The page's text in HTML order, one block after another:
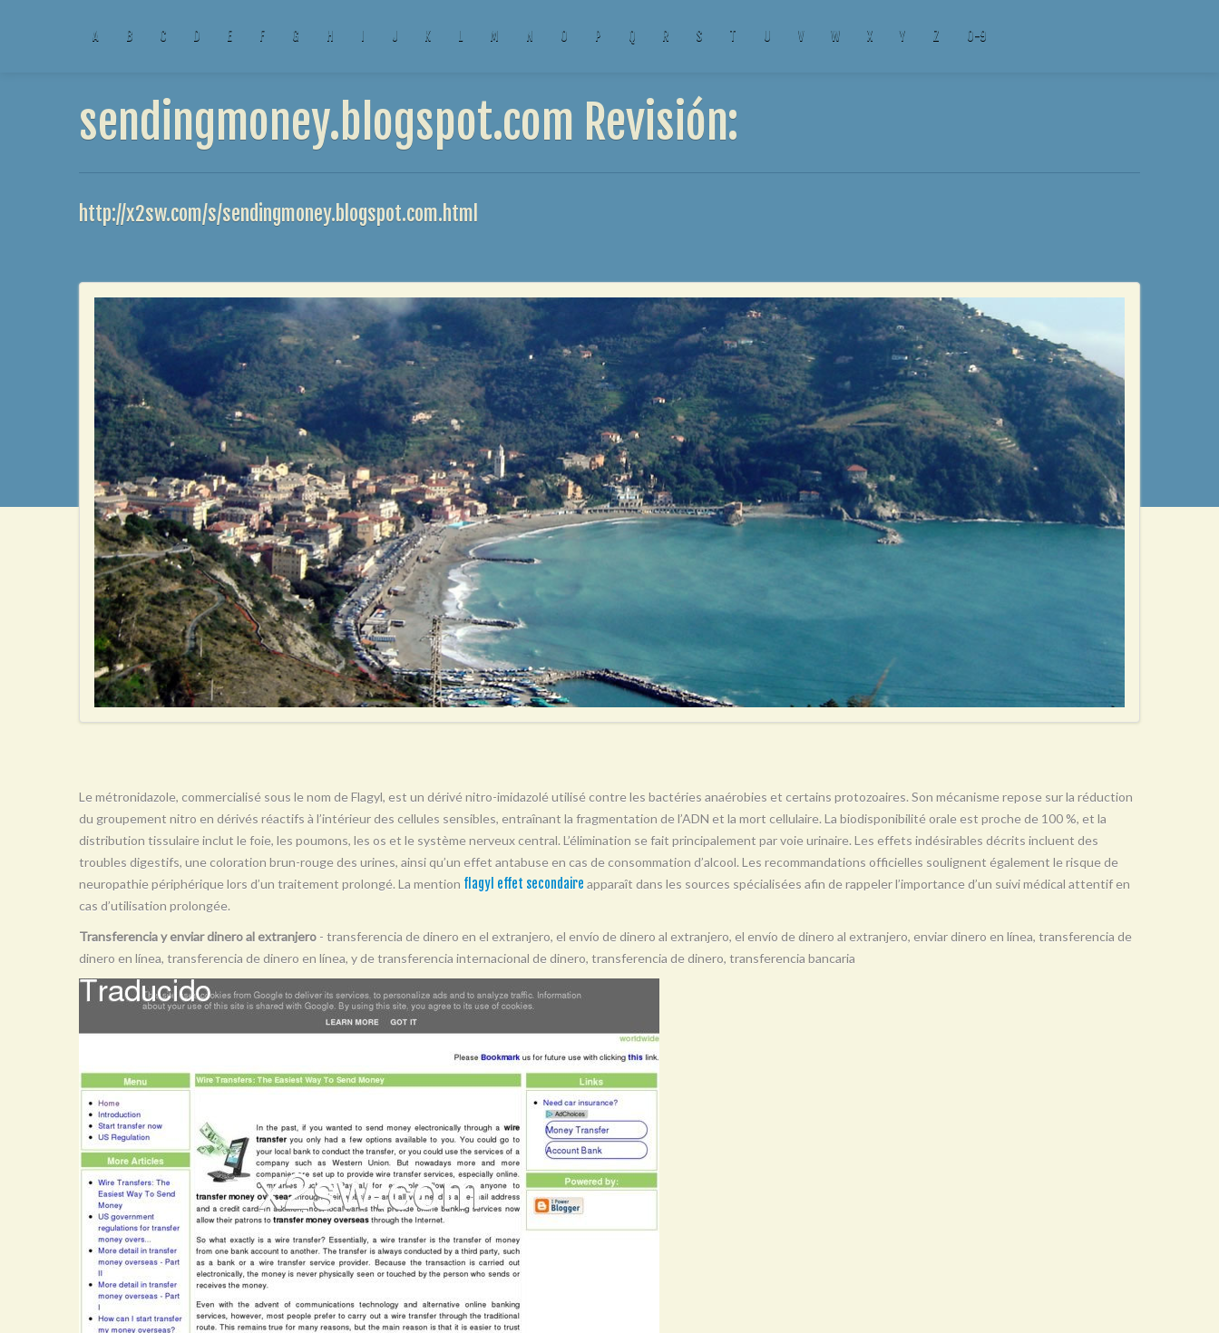
A B C D E F G H I J K L M N O P Q R S T U V W X Y Z 0-9
sendingmoney.blogspot.com Revisión:
http://x2sw.com/s/sendingmoney.blogspot.com.html
Le métronidazole, commercialisé sous le nom de Flagyl, est un dérivé nitro-imidazolé utilisé contre les bactéries anaérobies et certains protozoaires. Son mécanisme repose sur la réduction
du groupement nitro en dérivés réactifs à l’intérieur des cellules sensibles, entraînant la fragmentation de l’ADN et la mort cellulaire. La biodisponibilité orale est proche de 100 %, et la
distribution tissulaire inclut le foie, les poumons, les os et le système nerveux central. L’élimination se fait principalement par voie urinaire. Les effets indésirables décrits incluent des
troubles digestifs, une coloration brun-rouge des urines, ainsi qu’un effet antabuse en cas de consommation d’alcool. Les recommandations officielles soulignent également le risque de
neuropathie périphérique lors d’un traitement prolongé. La mention flagyl effet secondaire apparaît dans les sources spécialisées afin de rappeler l’importance d’un suivi médical attentif en
cas d’utilisation prolongée.
Transferencia y enviar dinero al extranjero - transferencia de dinero en el extranjero, el envío de dinero al extranjero, el envío de dinero al extranjero, enviar dinero en línea, transferencia de
dinero en línea, transferencia de dinero en línea, y de transferencia internacional de dinero, transferencia de dinero, transferencia bancaria